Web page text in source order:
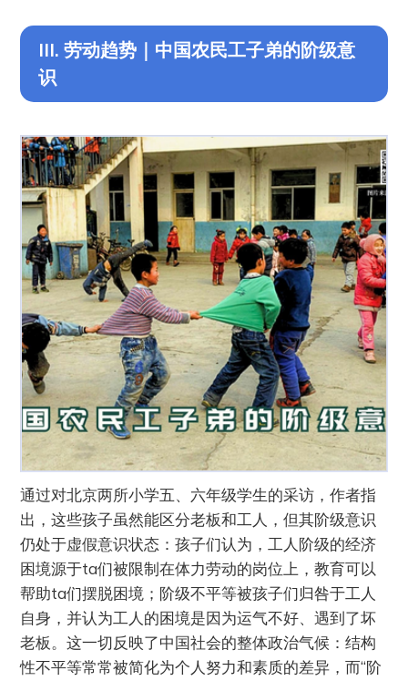
III. 劳动趋势｜中国农民工子弟的阶级意
识
通过对北京两所小学五、六年级学生的采访，作者指
出，这些孩子虽然能区分老板和工人，但其阶级意识
仍处于虚假意识状态：孩子们认为，工人阶级的经济
困境源于ta们被限制在体力劳动的岗位上，教育可以
帮助ta们摆脱困境；阶级不平等被孩子们归咎于工人
自身，并认为工人的困境是因为运气不好、遇到了坏
老板。这一切反映了中国社会的整体政治气候：结构
性不平等常常被简化为个人努力和素质的差异，而“阶